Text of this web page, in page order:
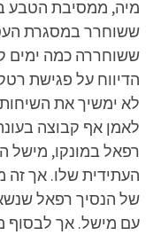
ששוחרר במסגרת
ששוחררה כמה ימים
הדיווח על פגישת
לא ימשיך את
לאמן אף קבוצה
רפאל במונקו, מישל
העתידית שלו. אך
של הנסיך רפאל
עם מישל. אך לבסוף